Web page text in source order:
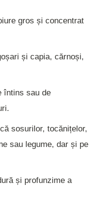
gros și concentrat
și capia, cărnoși,
întins sau de
sosurilor, tocănițelor,
sau legume, dar și pe
și profunzime a